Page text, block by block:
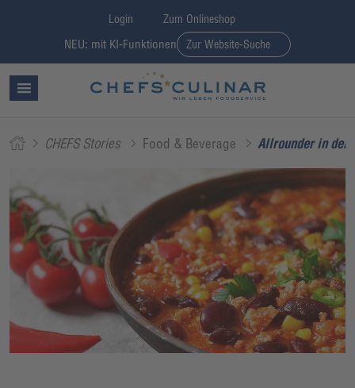
Login Zum Onlineshop
NEU: mit KI-Funktionen Zur Website-Suche
CHEFS Stories Food & Beverage Allrounder in der